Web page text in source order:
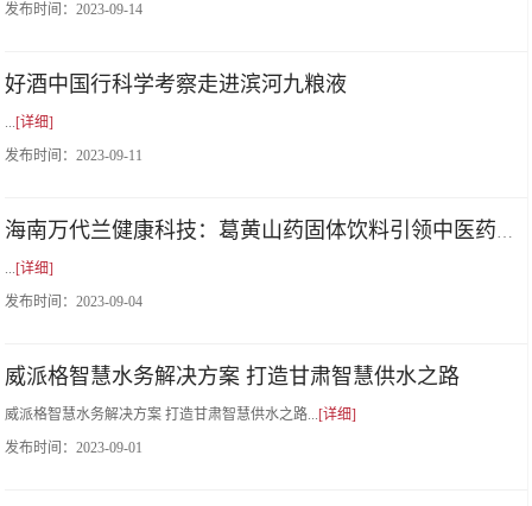
发布时间：2023-09-14
好酒中国行科学考察走进滨河九粮液
...[详细]
发布时间：2023-09-11
...[详细]
发布时间：2023-09-04
威派格智慧水务解决方案 打造甘肃智慧供水之路
威派格智慧水务解决方案 打造甘肃智慧供水之路...[详细]
发布时间：2023-09-01